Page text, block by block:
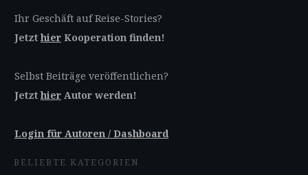
Ihr Geschäft auf Reise-Stories?
Jetzthier Kooperation finden!
Selbst Beiträge veröffentlichen?
Jetzthier Autor werden!
Login für Autoren / Dashboard
BELIEBTE KATEGORIEN